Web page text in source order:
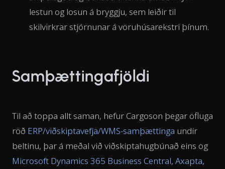
lestun og losun á bryggju, sem leiðir til
skilvirkrar stjórnunar á vöruhúsarekstri þínum.
Samþættingafjöldi
Til að toppa allt saman, hefur Cargoson þegar öfluga
röð ERP/viðskiptavefja/WMS-samþættinga undir
beltinu, þar á meðal við viðskiptahugbúnað eins og
Microsoft Dynamics 365 Business Central, Axapta,